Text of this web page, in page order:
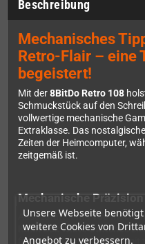
Unsere Webseite
weitere Cookies von
Angebot zu verbessern.
Beschreibung
Mechanisches
Retro-Flair – eine
begeistert!
Mit der8BitDo Retro 108
Schmuckstück auf den
vollwertige mechanische
Extraklasse. Das
Zeiten der Heimcomputer,
zeitgemäß ist.
Mechanische
Ausgestattet mit108
Kailh Box White Switches
fantastisches Tippgefühl mit